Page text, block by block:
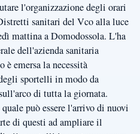
l'organizzazione degli orari
sanitari del Vco alla luce
mattina a Domodossola. L'ha
dell'azienda sanitaria
è emersa la necessità
sportelli in modo da
di tutta la giornata.
può essere l'arrivo di nuovi
di questi ad ampliare il